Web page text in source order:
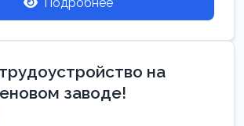
на
заводе!